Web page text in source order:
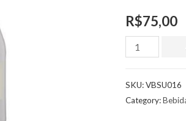
R$75,00
SKU:VBSU016
Category: